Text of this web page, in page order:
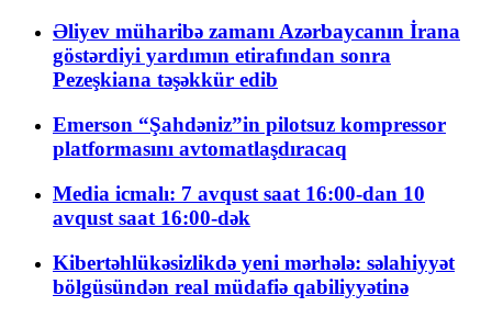
Əliyev müharibə zamanı Azərbaycanın İrana
göstərdiyi yardımın etirafından sonra
Pezeşkiana təşəkkür edib
Emerson “Şahdəniz”in pilotsuz kompressor
platformasını avtomatlaşdıracaq
Media icmalı: 7 avqust saat 16:00-dan 10
avqust saat 16:00-dək
Kibertəhlükəsizlikdə yeni mərhələ: səlahiyyət
bölgüsündən real müdafiə qabiliyyətinə